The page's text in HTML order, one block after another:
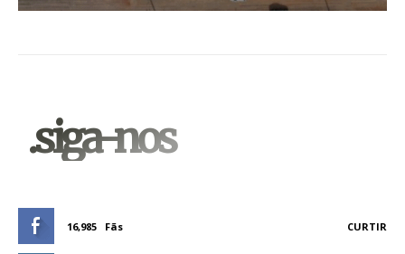
.siga-nos
16,985 Fãs CURTIR